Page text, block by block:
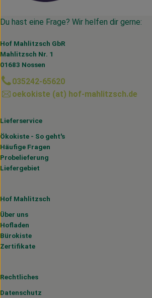
Du hast eine Frage? Wir helfen dir gerne:
Hof Mahlitzsch GbR
Mahlitzsch Nr. 1
01683 Nossen
035242-65620
oekokiste (at) hof-mahlitzsch.de
Lieferservice
Ökokiste - So geht's
Häufige Fragen
Probelieferung
Liefergebiet
Hof Mahlitzsch
Über uns
Hofladen
Bürokiste
Zertifikate
Rechtliches
Datenschutz